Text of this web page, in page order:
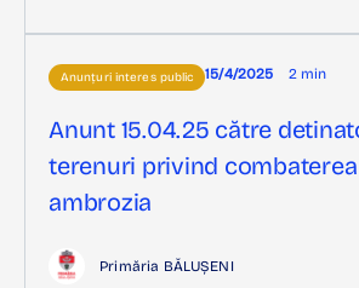
Anunțuri interes public 15/4/2025 2 min
Anunt 15.04.25 către
terenuri privind
ambrozia
Primăria BĂLUȘENI